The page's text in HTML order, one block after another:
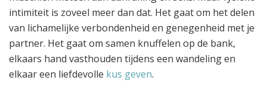
intimiteit is zoveel meer dan dat. Het gaat om het delen
van lichamelijke verbondenheid en genegenheid met je
partner. Het gaat om samen knuffelen op de bank,
elkaars hand vasthouden tijdens een wandeling en
elkaar een liefdevolle kus geven.